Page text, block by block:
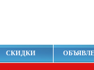
СКИДКИ